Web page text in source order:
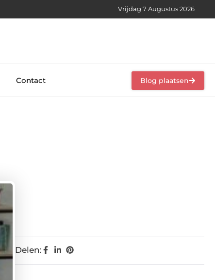
Vrijdag 7 Augustus 2026
Contact Blog plaatsen
Delen: